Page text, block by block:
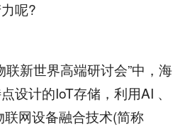
呢?
新世界高端研讨会”中，海
设计的IoT存储，利用AI 、
网设备融合技术(简称